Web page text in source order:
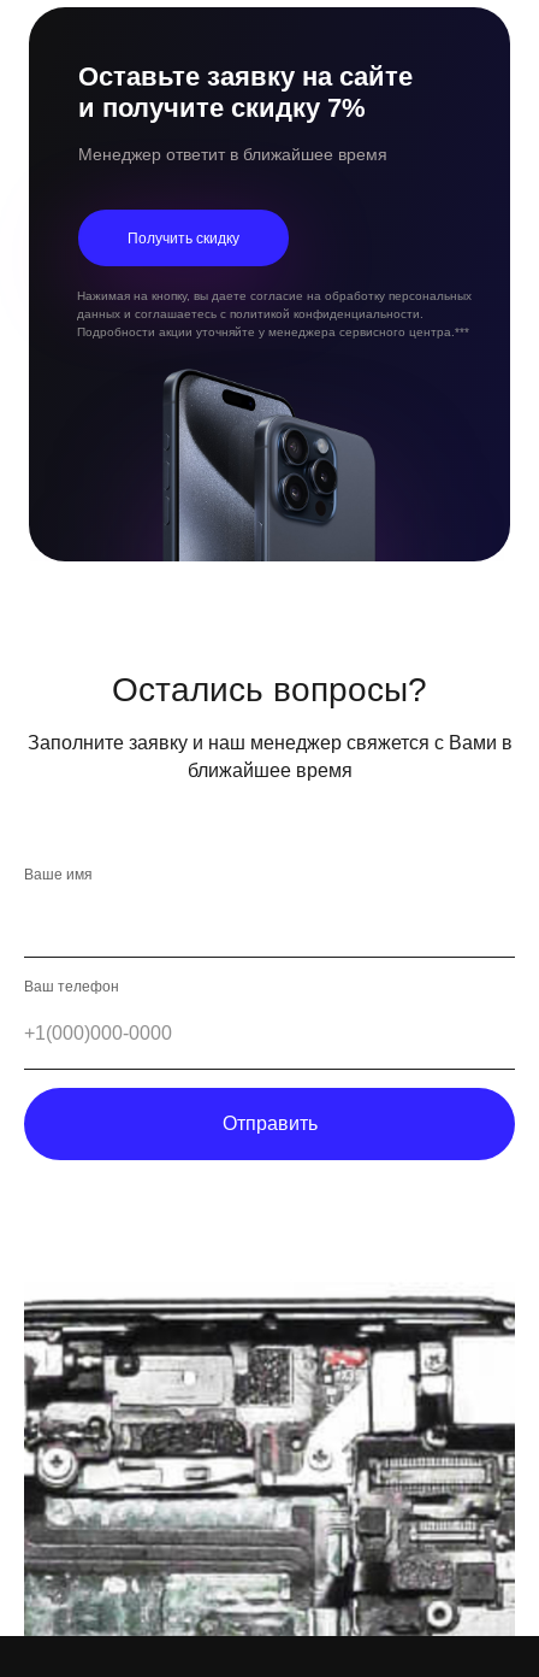
Оставьте заявку на сайте
и получите скидку 7%
Менеджер ответит в ближайшее время
Получить скидку
Нажимая на кнопку, вы даете согласие на обработку персональных
данных и соглашаетесь с политикой конфиденциальности.
Подробности акции уточняйте у менеджера сервисного центра.***
Остались вопросы?
Заполните заявку и наш менеджер свяжется с Вами в
ближайшее время
Ваше имя
Ваш телефон
Отправить